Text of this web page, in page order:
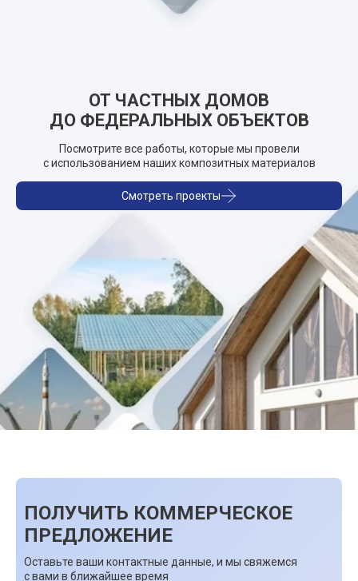
ОТ ЧАСТНЫХ ДОМОВ
ДО ФЕДЕРАЛЬНЫХ ОБЪЕКТОВ
Посмотрите все работы, которые мы провели
с использованием наших композитных материалов
Смотреть проекты
ПОЛУЧИТЬ КОММЕРЧЕСКОЕ
ПРЕДЛОЖЕНИЕ
Оставьте ваши контактные данные, и мы свяжемся
с вами в ближайшее время